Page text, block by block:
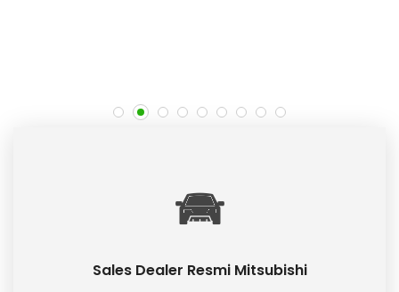
Sales Dealer Resmi Mitsubishi